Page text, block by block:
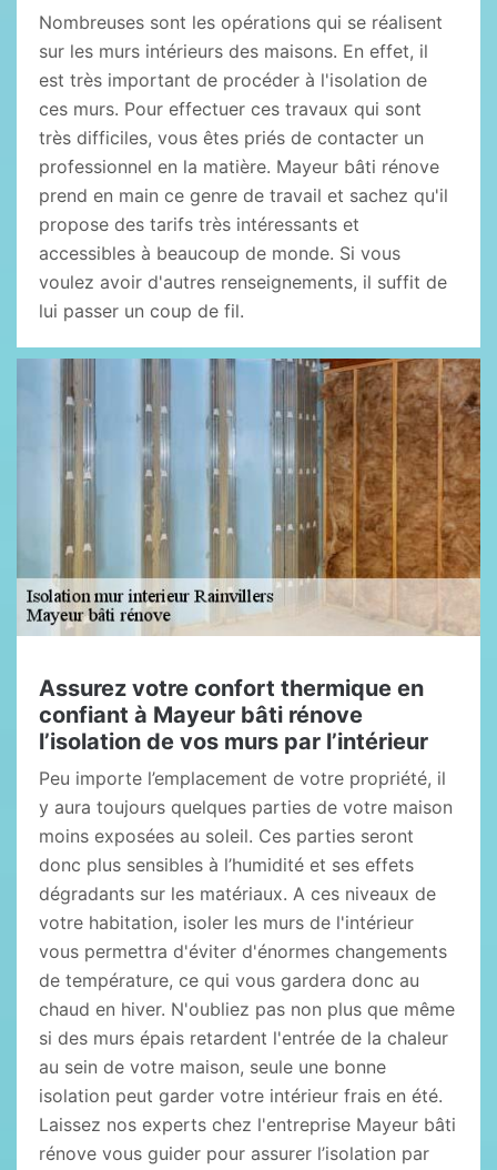
Nombreuses sont les opérations qui se réalisent
sur les murs intérieurs des maisons. En effet, il
est très important de procéder à l'isolation de
ces murs. Pour effectuer ces travaux qui sont
très difficiles, vous êtes priés de contacter un
professionnel en la matière. Mayeur bâti rénove
prend en main ce genre de travail et sachez qu'il
propose des tarifs très intéressants et
accessibles à beaucoup de monde. Si vous
voulez avoir d'autres renseignements, il suffit de
lui passer un coup de fil.
Assurez votre confort thermique en
confiant à Mayeur bâti rénove
l’isolation de vos murs par l’intérieur
Peu importe l’emplacement de votre propriété, il
y aura toujours quelques parties de votre maison
moins exposées au soleil. Ces parties seront
donc plus sensibles à l’humidité et ses effets
dégradants sur les matériaux. A ces niveaux de
votre habitation, isoler les murs de l'intérieur
vous permettra d'éviter d'énormes changements
de température, ce qui vous gardera donc au
chaud en hiver. N'oubliez pas non plus que même
si des murs épais retardent l'entrée de la chaleur
au sein de votre maison, seule une bonne
isolation peut garder votre intérieur frais en été.
Laissez nos experts chez l'entreprise Mayeur bâti
rénove vous guider pour assurer l’isolation par